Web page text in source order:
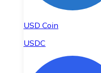
USD Coin
USDC